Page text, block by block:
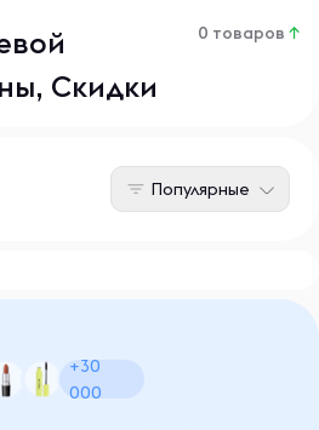
Скидки
0 товаров ↑
Популярные
+30
000